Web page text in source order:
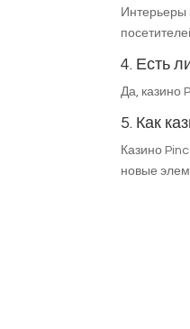
Интерьеры
4. Есть
Да, казино
5. Как
Казино
новые